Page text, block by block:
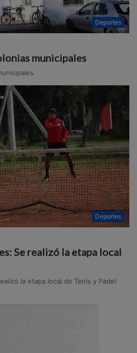
Deportes
municipales
Deportes
Se realizó la etapa local
la etapa local de Tenis y Padel